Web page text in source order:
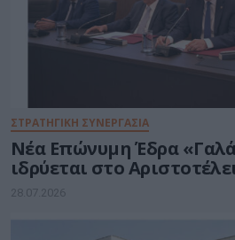
ΣΤΡΑΤΗΓΙΚΗ ΣΥΝΕΡΓΑΣΙΑ
Νέα Επώνυμη Έδρα
ιδρύεται στο
28.07.2026